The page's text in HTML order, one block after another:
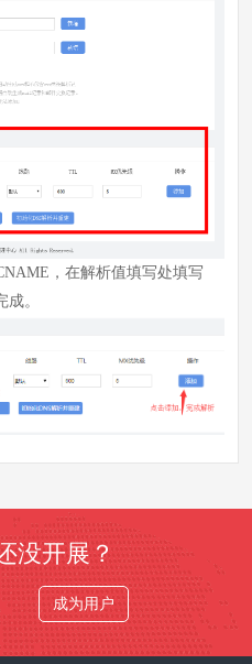
，在解析值填写处填写
。
没开展？
成为用户